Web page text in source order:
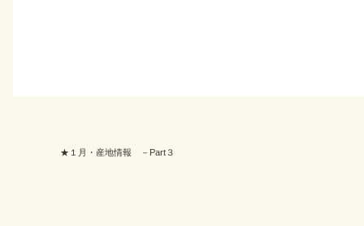
★１月・産地情報 －Part３